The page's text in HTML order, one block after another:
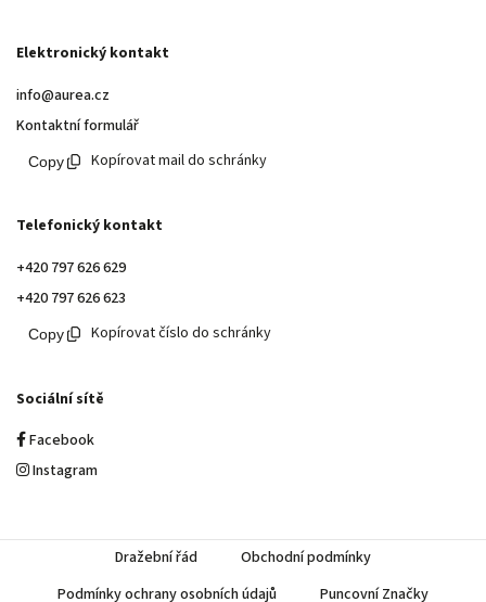
Elektronický kontakt
info@aurea.cz
Kontaktní formulář
Kopírovat mail do schránky
Telefonický kontakt
+420 797 626 629
+420 797 626 623
Kopírovat číslo do schránky
Sociální sítě
Facebook
Instagram
Dražební řád
Obchodní podmínky
Podmínky ochrany osobních údajů
Puncovní Značky